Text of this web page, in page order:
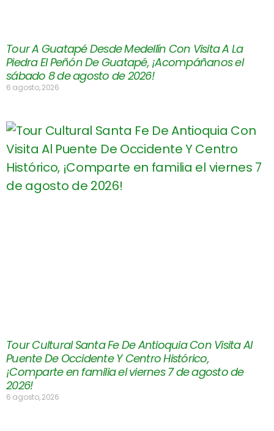
Tour A Guatapé Desde Medellín Con Visita A La
Piedra El Peñón De Guatapé, ¡Acompáñanos el
sábado 8 de agosto de 2026!
6 agosto, 2026
Tour Cultural Santa Fe De Antioquia Con Visita Al
Puente De Occidente Y Centro Histórico,
¡Comparte en familia el viernes 7 de agosto de
2026!
6 agosto, 2026